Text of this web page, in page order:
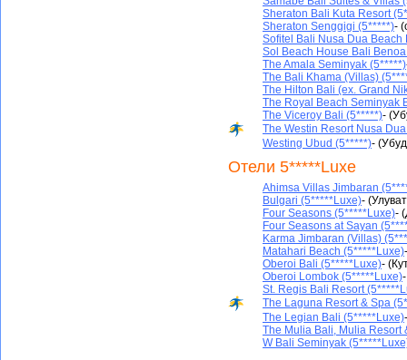
Sheraton Bali Kuta Resort
Sheraton Senggigi (5*****)-
Sofitel Bali Nusa Dua Beach
Sol Beach House Bali
The Amala Seminyak (5*****)
The Bali Khama (Villas)
The Hilton Bali (ex. Grand
The Royal Beach Seminyak
The Viceroy Bali (5*****)-
The Westin Resort Nusa
Westing Ubud (5*****)-
Отели 5*****Luxe
Ahimsa Villas Jimbaran
Bulgari (5*****Luxe)-
Four Seasons (5*****Luxe)-
Four Seasons at Sayan
Karma Jimbaran (Villas)
Matahari Beach (5*****Luxe)
Oberoi Bali (5*****Luxe)-
Oberoi Lombok (5*****Luxe)
St. Regis Bali Resort
The Laguna Resort & Spa
The Legian Bali (5*****Luxe)
The Mulia Bali, Mulia Resort
W Bali Seminyak